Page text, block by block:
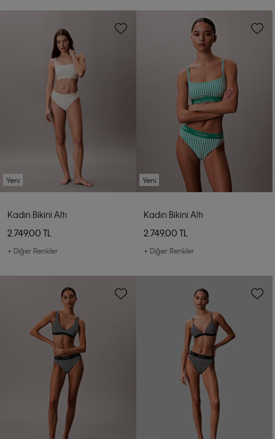
Yeni
Kadın Bikini Altı
2.749,00 TL
+ Diğer Renkler
Yeni
Kadın Bikini Altı
2.749,00 TL
+ Diğer Renkler